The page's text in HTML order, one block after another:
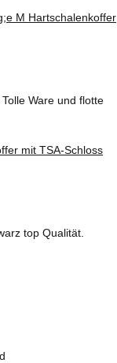
Ware und flotte
top Qualität.